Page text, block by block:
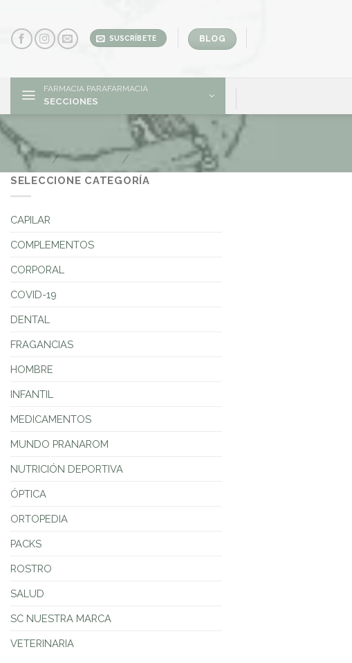
content
SUSCRÍBETE BLOG
FARMACIA PARAFARMACIA
SECCIONES
ACTAFARMA
Inicio / Marcas / ACTAFARMA
SELECCIONE CATEGORÍA
CAPILAR
COMPLEMENTOS
CORPORAL
COVID-19
DENTAL
FRAGANCIAS
HOMBRE
INFANTIL
MEDICAMENTOS
MUNDO PRANAROM
NUTRICIÓN DEPORTIVA
ÓPTICA
ORTOPEDIA
PACKS
ROSTRO
SALUD
SC NUESTRA MARCA
VETERINARIA